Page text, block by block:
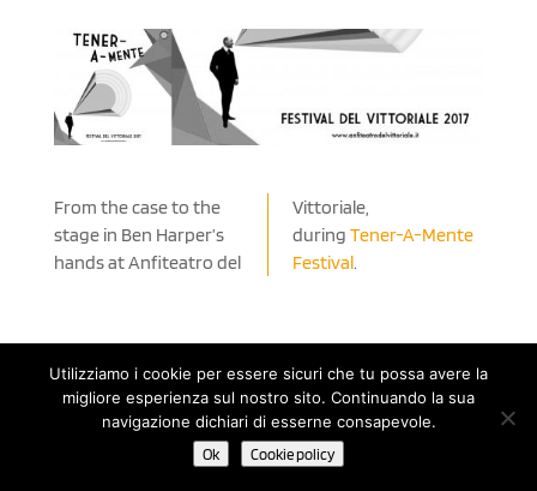
From the case to the
stage in Ben Harper’s
hands at Anfiteatro del
Vittoriale,
during Tener-A-Mente
Festival.
© 2020 Noah Guitars by NOÈ - Nuove Operazioni Editoriali s.a.s.
di Renato Ruatti & C. | P.IVA 11498510152 - C.F. 01401090228 |
Privacy Policy| Powered by Until Network
Utilizziamo i cookie per essere sicuri che tu possa avere la
migliore esperienza sul nostro sito. Continuando la sua
navigazione dichiari di esserne consapevole.
Ok
Cookie policy